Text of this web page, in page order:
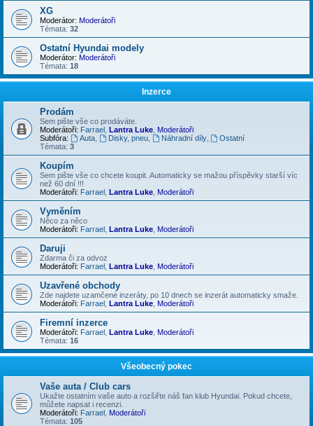
XG
Moderátor: Moderátoři
Témata: 32
Ostatní Hyundai modely
Moderátor: Moderátoři
Témata: 18
Inzerce
Prodám
Sem pište vše co prodáváte.
Moderátoři: Farrael Lantra Luke Moderátoři
Subfóra:
Auta, Disky, pneu, Náhradní díly,
Ostatní
Témata: 3
Koupím
Sem pište vše co chcete koupit. Automaticky se mažou příspěvky starší víc
než 60 dní !!!
Moderátoři: Farrael Lantra Luke Moderátoři
Vyměním
Něco za něco
Moderátoři: Farrael Lantra Luke Moderátoři
Daruji
Zdarma či za odvoz
Moderátoři: Farrael Lantra Luke Moderátoři
Uzavřené obchody
Zde najdete uzamčené inzeráty, po 10 dnech se inzerát automaticky smaže.
Moderátoři: Farrael Lantra Luke Moderátoři
Firemní inzerce
Moderátoři: Farrael Lantra Luke Moderátoři
Témata: 16
Všeobecný pokec
Vaše auta / Club cars
Ukažte ostatním vaše auto a rozšiřte náš fan klub Hyundai. Pokud chcete,
můžete napsat i recenzi.
Moderátoři: Farrael Moderátoři
Témata: 105